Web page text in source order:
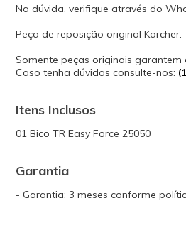
Na dúvida, verifique através do
Peça de reposição original Kärcher.
Somente peças originais
Caso tenha dúvidas consulte-nos:
Itens Inclusos
01 Bico TR Easy Force 25050
Garantia
- Garantia: 3 meses conforme